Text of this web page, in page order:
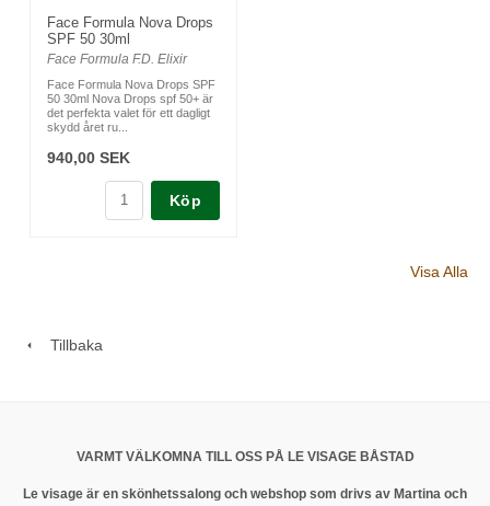
Face Formula Nova Drops
SPF 50 30ml
Face Formula F.D. Elixir
Face Formula Nova Drops SPF
50 30ml Nova Drops spf 50+ är
det perfekta valet för ett dagligt
skydd året ru...
940,00 SEK
Köp
Visa Alla
Tillbaka
VARMT VÄLKOMNA TILL OSS PÅ LE VISAGE BÅSTAD
Le visage är en skönhetssalong och webshop som drivs av Martina och